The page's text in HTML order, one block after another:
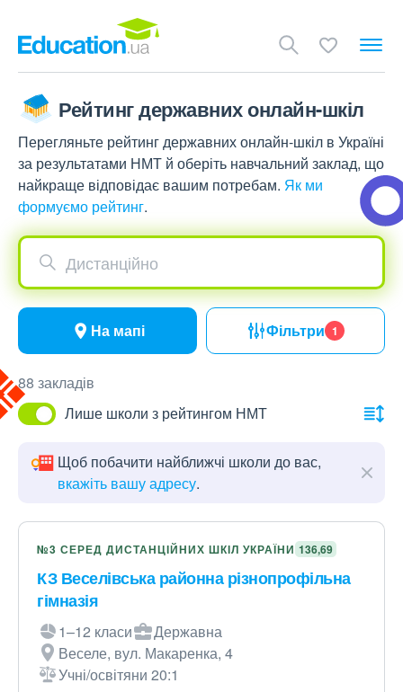
Рейтинг державних онлайн-шкіл
Перегляньте рейтинг державних онлайн-шкіл в Україні
за результатами НМТ й оберіть навчальний заклад, що
найкраще відповідає вашим потребам. Як ми
формуємо рейтинг.
Дистанційно
На мапі Фільтри 1
88 закладів
Лише школи з рейтингом НМТ
Щоб побачити найближчі школи до вас,
вкажіть вашу адресу.
№3 СЕРЕД ДИСТАНЦІЙНИХ ШКІЛ УКРАЇНИ 136,69
КЗ Веселівська районна різнопрофільна
гімназія
1–12 класи
Державна
Веселе, вул. Макаренка, 4
Учні/освітяни 20:1